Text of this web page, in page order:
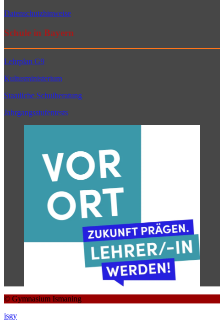
Datenschutzhinweise
Schule in Bayern
Lehrplan G9
Kultusministerium
Staatliche Schulberatung
Jahrgangsstufentests
© Gymnasium Ismaning
isgy